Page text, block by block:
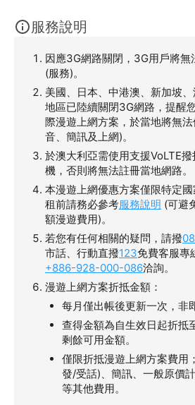
服務說明
因應3G網路關閉，3G用戶將無
(服務)。
美國、日本、中港澳、新加坡
地區已陸續關閉3G網路，提醒
際漫遊上網方案，於當地將無
音、簡訊及上網)。
於澳大利亞需使用支援VoLTE
機，否則將無法註冊當地網路。
本漫遊上網優惠方案僅限特定
租前請務必參考服務說明 (可避
額漫遊費用)。
若您有任何相關的疑問，請撥
市話、行動直撥123免費客服專
+886-928-000-086洽詢。
漫遊上網方案折抵金額：
每月僅出帳後更新一次，非
查得金額為自生效日起折抵
剩餘可用金額。
僅限折抵漫遊上網方案費用
發/受話)、簡訊、一般原價
等其他費用。